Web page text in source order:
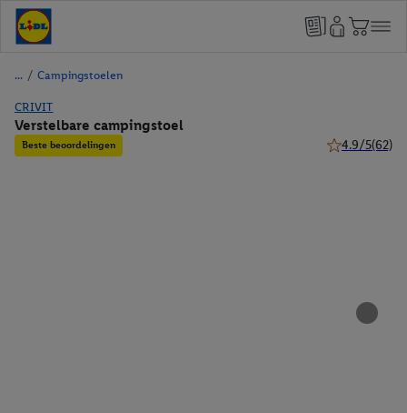
/ Campingstoelen
CRIVIT
Verstelbare campingstoel
Beste beoordelingen 4.9/5(62)